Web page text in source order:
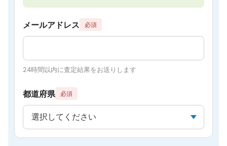
メールアドレス 必須
24時間以内に査定結果をお送りします
都道府県 必須